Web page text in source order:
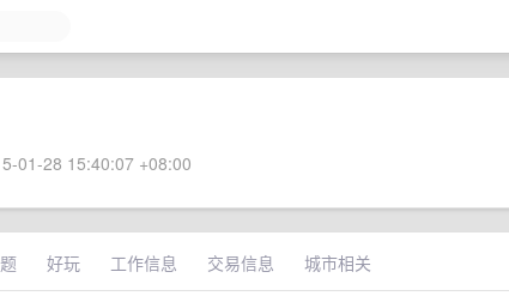
01-28 15:40:07 +08:00
好玩 工作信息 交易信息 城市相关